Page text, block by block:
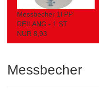
Messbecher 1l PP
REILANG - 1 ST
NUR 8,93
Messbecher